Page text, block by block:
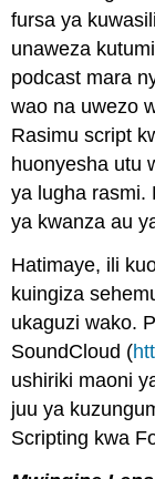
fursa ya
unaweza
podcast mara
wao na uwezo
Rasimu script
huonyesha utu
ya lugha rasmi.
ya kwanza au
Hatimaye, ili
kuingiza
ukaguzi wako.
SoundCloud (
ushiriki maoni
juu ya
Scripting kwa